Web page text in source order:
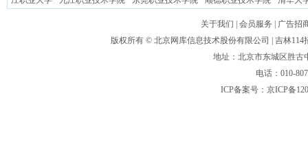
关于我们 会员服务
广告招
版权所有 © 北京网库信息技术股份有限公司
| 吉林
地址：北京市东城区胜
电话：010-
ICP备案号： 京ICP备